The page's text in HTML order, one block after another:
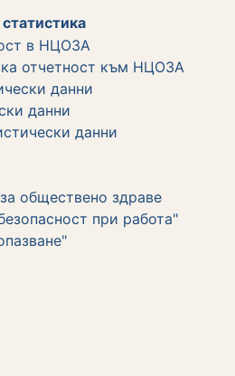
в НЦОЗА
отчетност към НЦОЗА
данни
данни
данни
обществено здраве
при работа"